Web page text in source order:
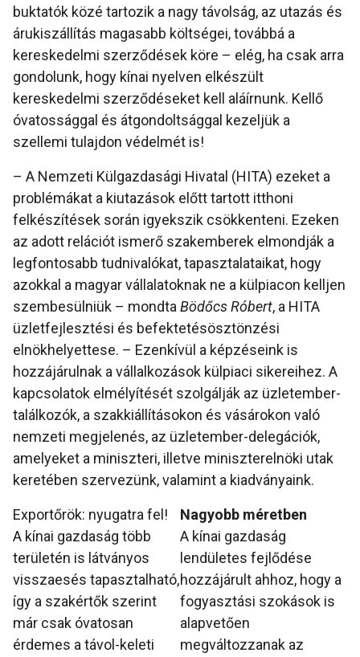
buktatók közé tartozik a nagy távolság, az utazás és
árukiszállítás magasabb költségei, továbbá a
kereskedelmi szerződések köre – elég, ha csak arra
gondolunk, hogy kínai nyelven elkészült
kereskedelmi szerződéseket kell aláírnunk. Kellő
óvatossággal és átgondoltsággal kezeljük a
szellemi tulajdon védelmét is!
– A Nemzeti Külgazdasági Hivatal (HITA) ezeket a
problémákat a kiutazások előtt tartott itthoni
felkészítések során igyekszik csökkenteni. Ezeken
az adott relációt ismerő szakemberek elmondják a
legfontosabb tudnivalókat, tapasztalataikat, hogy
azokkal a magyar vállalatoknak ne a külpiacon kelljen
szembesülniük – mondtaBödőcs Róbert, a HITA
üzletfejlesztési és befektetésösztönzési
elnökhelyettese. – Ezenkívül a képzéseink is
hozzájárulnak a vállalkozások külpiaci sikereihez. A
kapcsolatok elmélyítését szolgálják az üzletember-
találkozók, a szakkiállításokon és vásárokon való
nemzeti megjelenés, az üzletember-delegációk,
amelyeket a miniszteri, illetve miniszterelnöki utak
keretében szervezünk, valamint a kiadványaink.
Exportőrök: nyugatra fel!
A kínai gazdaság több
területén is látványos
visszaesés tapasztalható,
így a szakértők szerint
már csak óvatosan
érdemes a távol-keleti
Nagyobb méretben
A kínai gazdaság
lendületes fejlődése
hozzájárult ahhoz, hogy a
fogyasztási szokások is
alapvetően
megváltozzanak az